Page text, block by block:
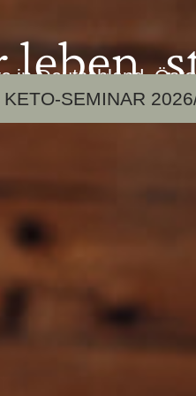
in Deutschland,
SEMINAR